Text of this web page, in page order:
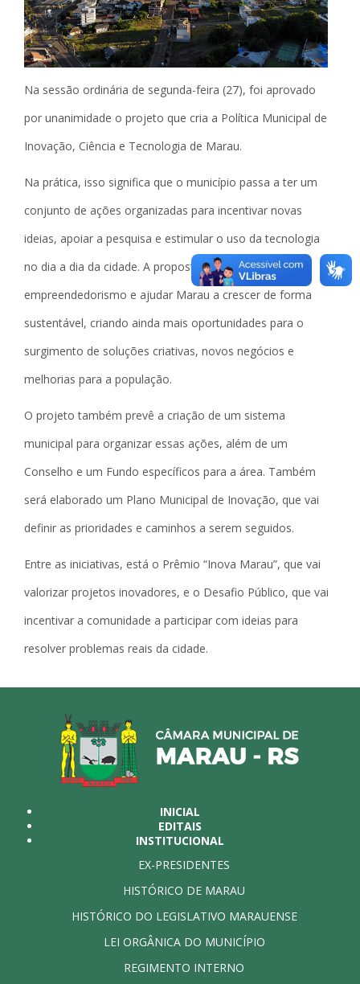
Na sessão ordinária de segunda-feira (27), foi aprovado
por unanimidade o projeto que cria a Política Municipal de
Inovação, Ciência e Tecnologia de Marau.
Na prática, isso significa que o município passa a ter um
conjunto de ações organizadas para incentivar novas
ideias, apoiar a pesquisa e estimular o uso da tecnologia
no dia a dia da cidade. A proposta busca fortalecer o
empreendedorismo e ajudar Marau a crescer de forma
sustentável, criando ainda mais oportunidades para o
surgimento de soluções criativas, novos negócios e
melhorias para a população.
O projeto também prevê a criação de um sistema
municipal para organizar essas ações, além de um
Conselho e um Fundo específicos para a área. Também
será elaborado um Plano Municipal de Inovação, que vai
definir as prioridades e caminhos a serem seguidos.
Entre as iniciativas, está o Prêmio “Inova Marau”, que vai
valorizar projetos inovadores, e o Desafio Público, que vai
incentivar a comunidade a participar com ideias para
resolver problemas reais da cidade.
INICIAL
EDITAIS
INSTITUCIONAL
EX-PRESIDENTES
HISTÓRICO DE MARAU
HISTÓRICO DO LEGISLATIVO MARAUENSE
LEI ORGÂNICA DO MUNICÍPIO
REGIMENTO INTERNO